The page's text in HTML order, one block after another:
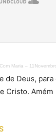
Maria –
de Deus,
Cristo. Amém